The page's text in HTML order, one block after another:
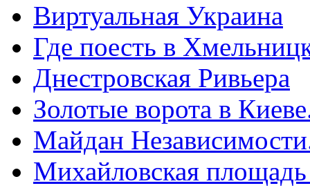
Виртуальная Украина
Где поесть в
Днестровская Ривьера
Золотые ворота в
Майдан
Михайловская